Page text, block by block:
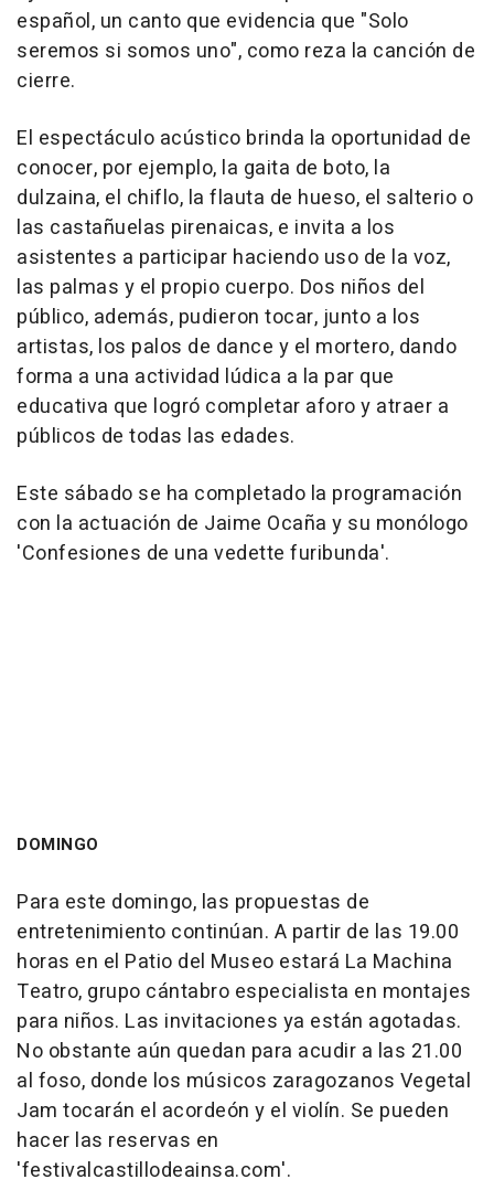
español, un canto que evidencia que "Solo
seremos si somos uno", como reza la canción de
cierre.
El espectáculo acústico brinda la oportunidad de
conocer, por ejemplo, la gaita de boto, la
dulzaina, el chiflo, la flauta de hueso, el salterio o
las castañuelas pirenaicas, e invita a los
asistentes a participar haciendo uso de la voz,
las palmas y el propio cuerpo. Dos niños del
público, además, pudieron tocar, junto a los
artistas, los palos de dance y el mortero, dando
forma a una actividad lúdica a la par que
educativa que logró completar aforo y atraer a
públicos de todas las edades.
Este sábado se ha completado la programación
con la actuación de Jaime Ocaña y su monólogo
'Confesiones de una vedette furibunda'.
DOMINGO
Para este domingo, las propuestas de
entretenimiento continúan. A partir de las 19.00
horas en el Patio del Museo estará La Machina
Teatro, grupo cántabro especialista en montajes
para niños. Las invitaciones ya están agotadas.
No obstante aún quedan para acudir a las 21.00
al foso, donde los músicos zaragozanos Vegetal
Jam tocarán el acordeón y el violín. Se pueden
hacer las reservas en
'festivalcastillodeainsa.com'.